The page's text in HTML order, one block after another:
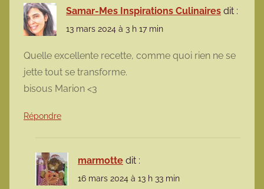
Samar-Mes Inspirations Culinaires dit :
13 mars 2024 à 3 h 17 min
Quelle excellente recette, comme quoi rien ne se
jette tout se transforme.
bisous Marion <3
Répondre
marmotte dit :
16 mars 2024 à 13 h 33 min